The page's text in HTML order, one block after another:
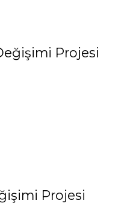
Projesi
Projesi